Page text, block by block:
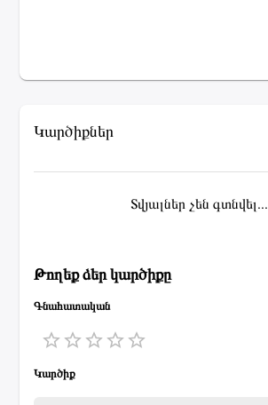
Կարծիքներ
Տվյալներ չեն գտնվել...
Թողեք ձեր կարծիքը
Գնահատական
1 Star
2 Stars
Կարծիք